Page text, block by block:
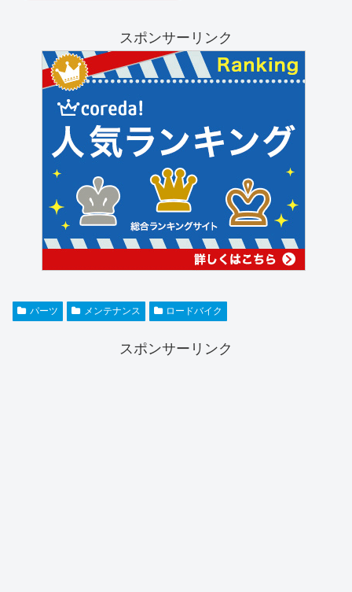
スポンサーリンク
パーツ メンテナンス ロードバイク
スポンサーリンク